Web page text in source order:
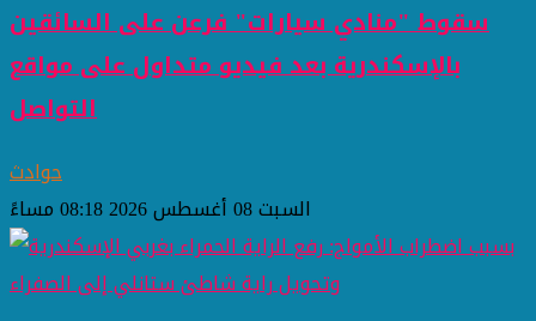
سقوط "منادي سيارات" فرعن على السائقين
بالإسكندرية بعد فيديو متداول على مواقع
التواصل
حوادث
السبت 08 أغسطس 2026 08:18 مساءً